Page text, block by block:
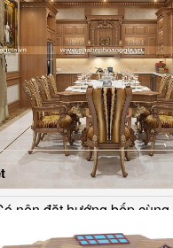
nên đặt hướng bếp cùng